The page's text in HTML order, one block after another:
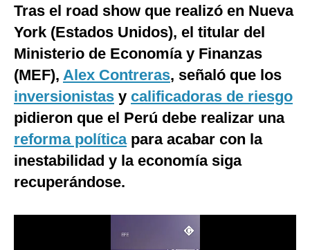
Mundo
EEUU
México
España
Internacional
Tecnología
Tras el road show que realizó en Nueva
York (Estados Unidos), el titular del
Ministerio de Economía y Finanzas
(MEF), Alex Contreras, señaló que los
inversionistas y calificadoras de riesgo
pidieron que el Perú debe realizar una
reforma políticapara acabar con la
inestabilidad y la economía siga
recuperándose.